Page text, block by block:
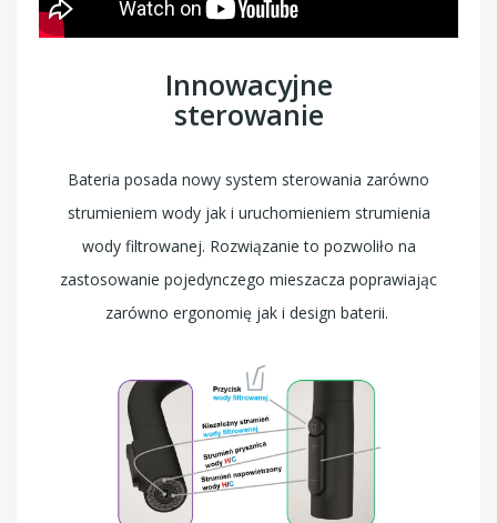
Innowacyjne
sterowanie
Bateria posada nowy system sterowania zarówno
strumieniem wody jak i uruchomieniem strumienia
wody filtrowanej. Rozwiązanie to pozwoliło na
zastosowanie pojedynczego mieszacza poprawiając
zarówno ergonomię jak i design baterii.